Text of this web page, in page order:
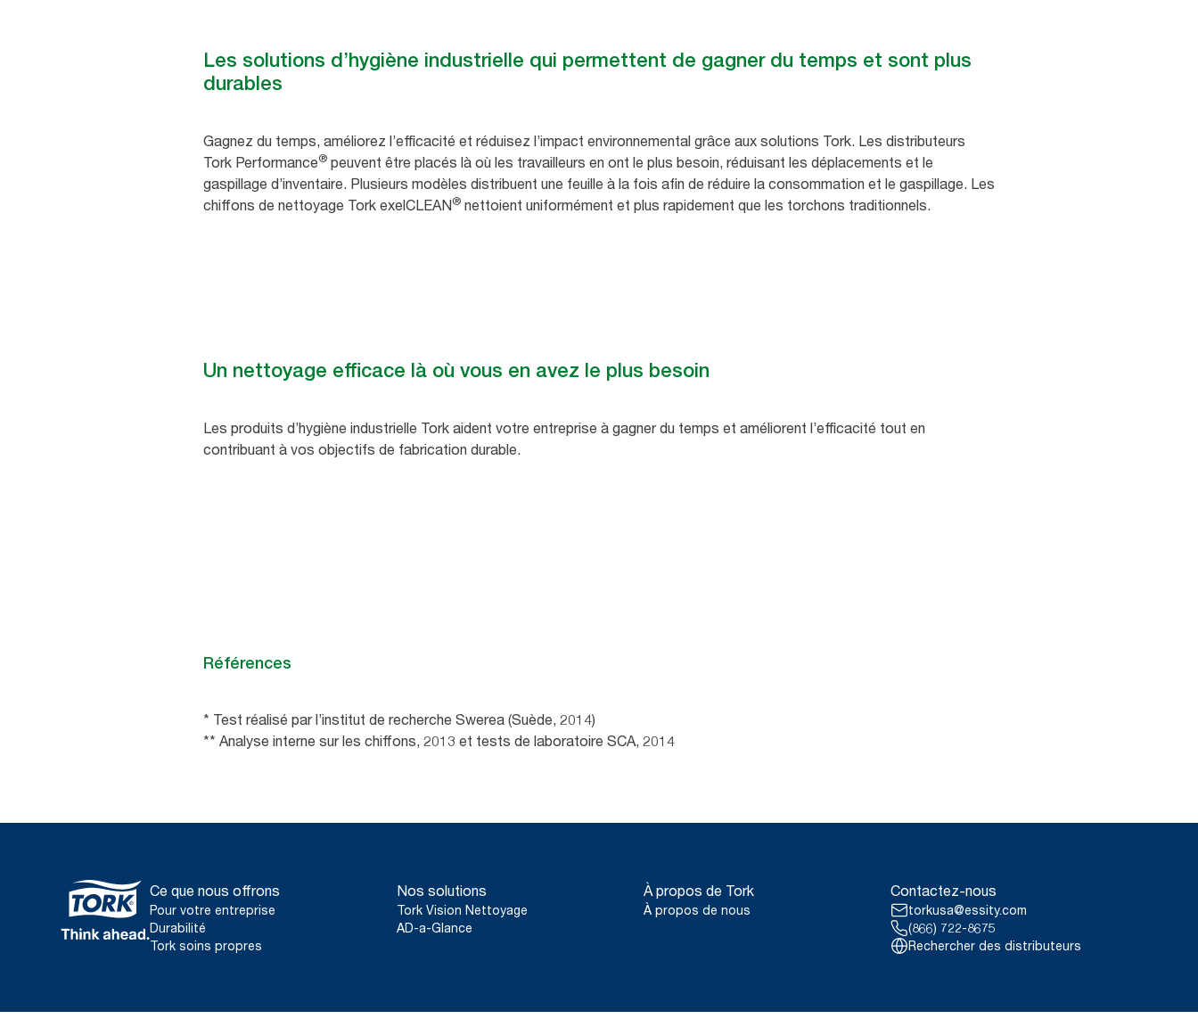
Les solutions d’hygiène industrielle qui permettent de gagner du temps et sont plus
durables
Gagnez du temps, améliorez l’efficacité et réduisez l’impact environnemental grâce aux solutions Tork. Les distributeurs
Tork Performance® peuvent être placés là où les travailleurs en ont le plus besoin, réduisant les déplacements et le
gaspillage d’inventaire. Plusieurs modèles distribuent une feuille à la fois afin de réduire la consommation et le gaspillage. Les
chiffons de nettoyage Tork exelCLEAN® nettoient uniformément et plus rapidement que les torchons traditionnels.
Un nettoyage efficace là où vous en avez le plus besoin
Les produits d’hygiène industrielle Tork aident votre entreprise à gagner du temps et améliorent l’efficacité tout en
contribuant à vos objectifs de fabrication durable.
Références
* Test réalisé par l’institut de recherche Swerea (Suède, 2014)
** Analyse interne sur les chiffons, 2013 et tests de laboratoire SCA, 2014
Ce que nous offrons
Pour votre entreprise
Durabilité
Tork soins propres
Nos solutions
Tork Vision Nettoyage
AD-a-Glance
À propos de Tork
À propos de nous
Contactez-nous
torkusa@essity.com
(866) 722-8675
Rechercher des distributeurs